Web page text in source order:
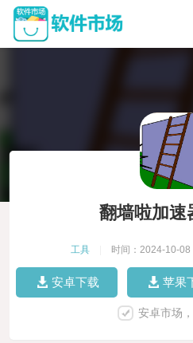
翻墙啦加速
工具 时间：2024-10-08
安卓下载 苹果
安卓市场